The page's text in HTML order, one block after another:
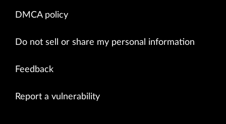
DMCA policy
Do not sell or share my personal information
Feedback
Report a vulnerability